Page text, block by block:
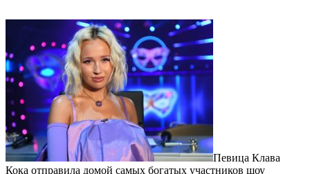
Певица Клава
Кока отправила домой самых богатых участников шоу